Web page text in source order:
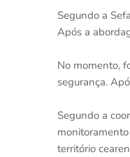
Segundo a
Após a
No momento,
segurança.
Segundo a
território